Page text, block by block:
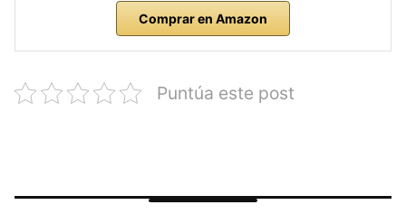
Comprar en Amazon
Puntúa este post